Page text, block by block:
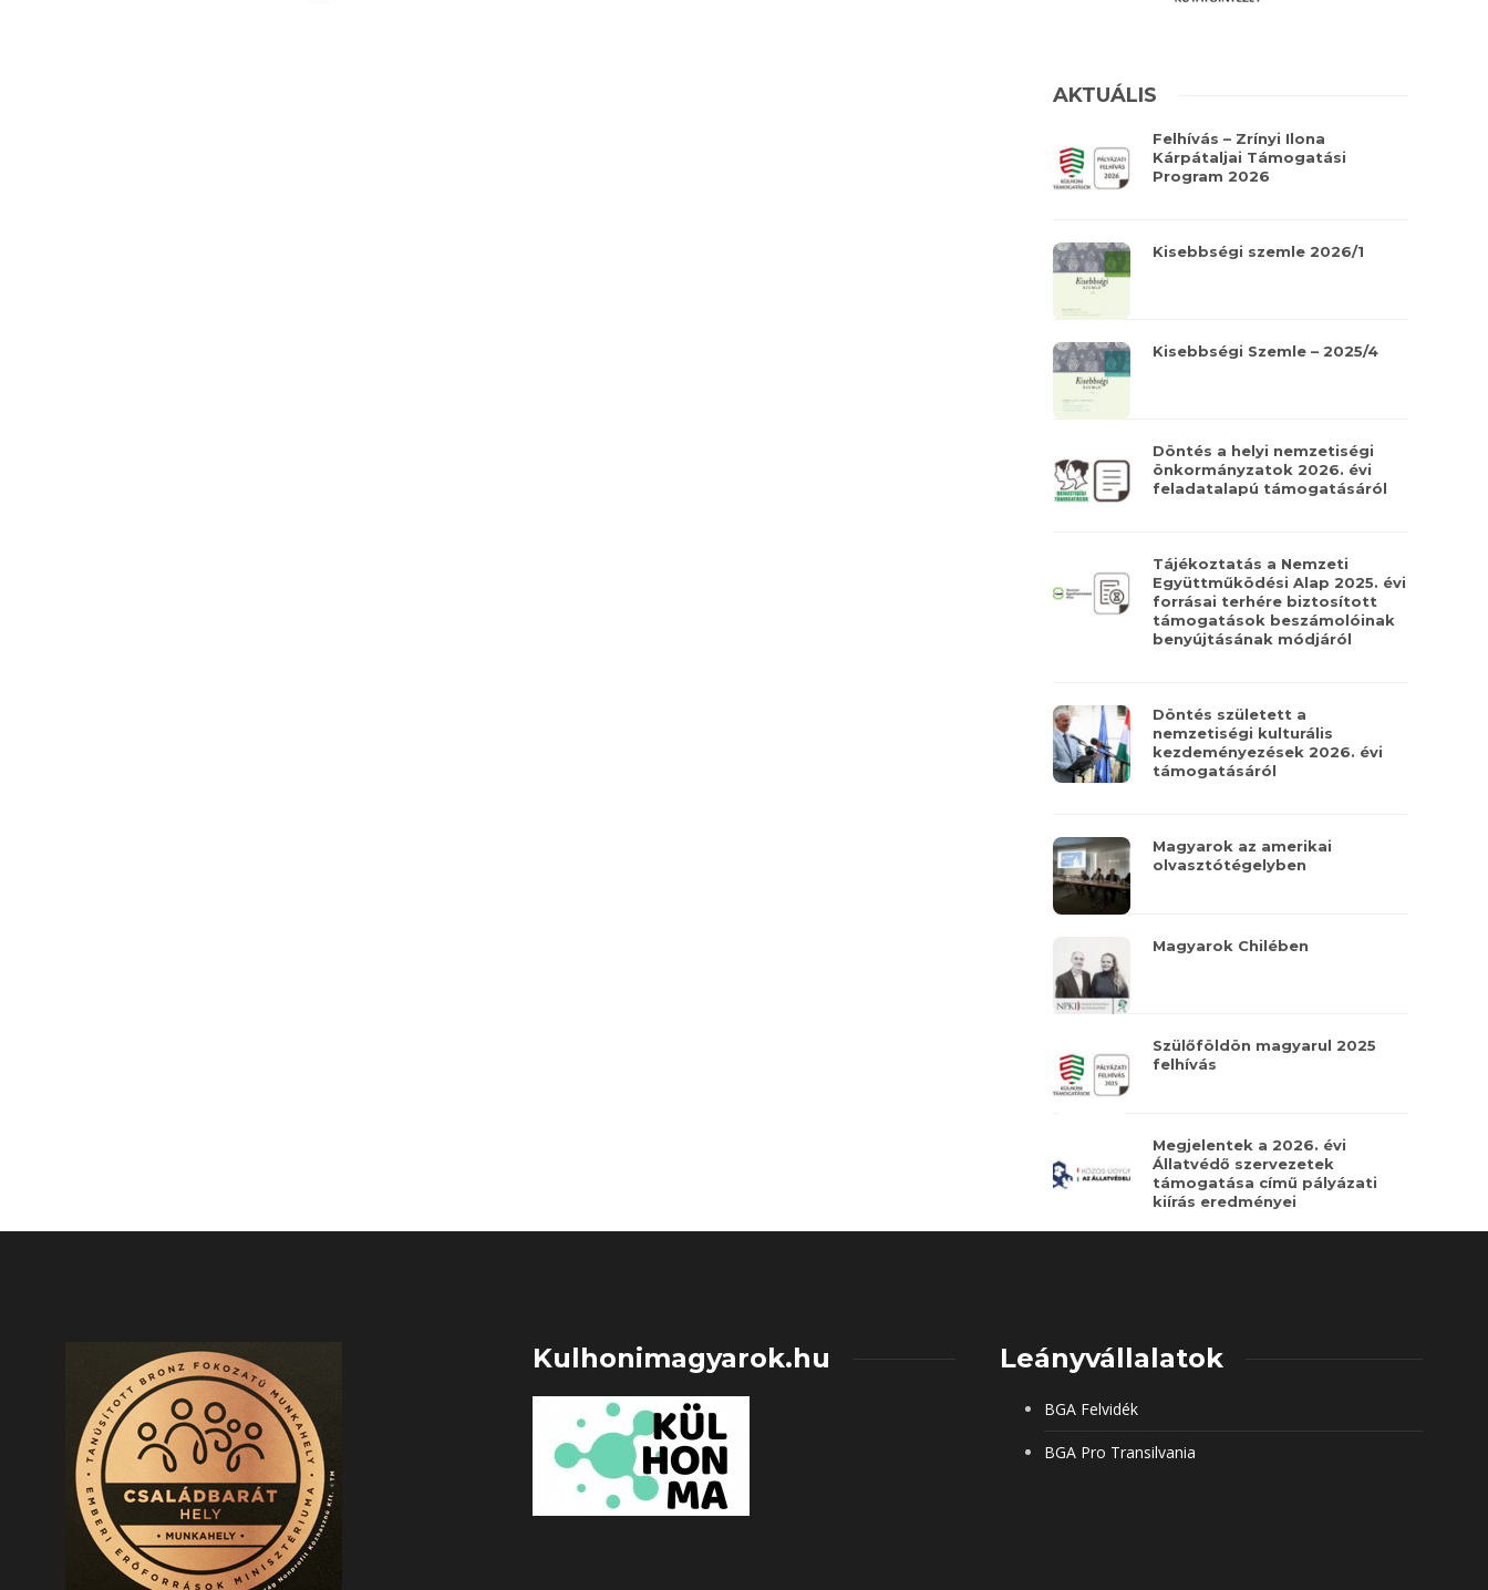
AKTUÁLIS
Felhívás – Zrínyi Ilona
Kárpátaljai Támogatási
Program 2026
Kisebbségi szemle 2026/1
Kisebbségi Szemle – 2025/4
Döntés a helyi nemzetiségi
önkormányzatok 2026. évi
feladatalapú támogatásáról
Tájékoztatás a Nemzeti
Együttműködési Alap 2025. évi
forrásai terhére biztosított
támogatások beszámolóinak
benyújtásának módjáról
Döntés született a
nemzetiségi kulturális
kezdeményezések 2026. évi
támogatásáról
Magyarok az amerikai
olvasztótégelyben
Magyarok Chilében
Szülőföldön magyarul 2025
felhívás
Megjelentek a 2026. évi
Állatvédő szervezetek
támogatása című pályázati
kiírás eredményei
Kulhonimagyarok.hu Leányvállalatok
BGA Felvidék
BGA Pro Transilvania